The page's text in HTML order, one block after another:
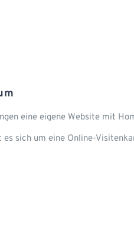
eine eigene Website mit
sich um eine Online-